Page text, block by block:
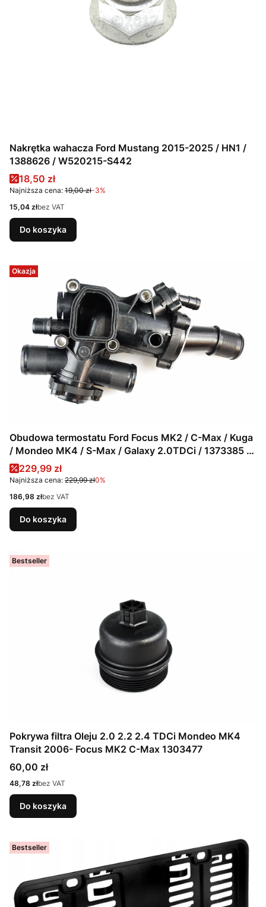
Nakrętka wahacza Ford Mustang 2015-2025 / HN1 /
1388626 / W520215-S442
Cena promocyjna
18,50 zł
Najniższa cena: 19,00 zł-3%
Cena
15,04 złbez VAT
Do koszyka
Okazja
Obudowa termostatu Ford Focus MK2 / C-Max / Kuga
/ Mondeo MK4 / S-Max / Galaxy 2.0TDCi / 1373385 /
3M5Q-8A586-CA
Cena promocyjna
229,99 zł
Najniższa cena: 229,99 zł0%
Cena
186,98 złbez VAT
Do koszyka
Bestseller
Pokrywa filtra Oleju 2.0 2.2 2.4 TDCi Mondeo MK4
Transit 2006- Focus MK2 C-Max 1303477
Cena
60,00 zł
Cena
48,78 złbez VAT
Do koszyka
Bestseller